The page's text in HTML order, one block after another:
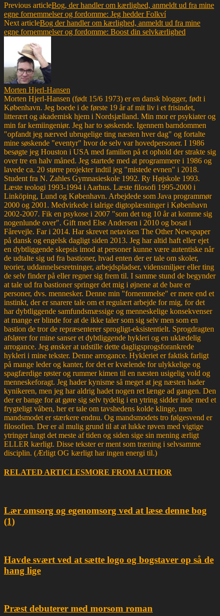
Previous articleBog, der handler om kærlighed, anmeldt ud fra mine
egne fornemmelser og fordomme: Jeg hedder Folkví
Next articleBog der handler om kærlighed, anmeldt ud fra mine
egne fornemmelser og fordomme: Boost din selvkærlighed
Morten Hjerl-Hansen
Morten Hjerl-Hansen (født 15/6 1973) er en dansk blogger, født i
København. Jeg boede i de første 19 år af mit liv i et frisindet,
litterært og akademisk hjem i Nordsjælland. Min mor er psykiater og
min far kemiingeniør. Jeg har to søskende. Igennem barndommen
"opfandt jeg nærved ubrugelige ting næsten hver dag" og fortalte
mine søskende "eventyr" hvor de selv var hovedpersoner. I 1986
besøgte jeg Houston i USA med familien på et ophold der strakte sig
over tre en halv måned. Jeg startede med at programmere i 1986 og
lavede ca. 20 større projekter indtil jeg "mistede evnen" i 2018.
Student fra N. Zahles Gymnasieskole 1992. Ry Højskole 1993.
Læste teologi 1993-1994 i Aarhus. Læste filosofi 1995-2000 i
Linköping, Lund og København. Arbejdede som Java programmør
2000 og 2001. Medvirkede i talrige digtoplæsninger i København
2002-2007. Fik en psykose i 2007 "som det tog 10 år at komme sig
nogenlunde over". Gift med Else Andersen i 2010 og bosat i
Fårevejle. Far i 2014. Har skrevet netavisen The Other Newspaper
på dansk og engelsk dagligt siden 2013. Jeg har altid haft eller ejet
en dybtliggende skepsis imod at personer kunne være autentiske når
de udtalte sig ud fra bastioner, hvad enten der er tale om skoler,
teorier, uddannelsesretninger, arbejdspladser, vidensmiljøer eller ting
de selv finder på eller regner sig frem til. I samme stund de begynder
at tale ud fra bastioner springer det mig i øjnene at de bare er
personer, dvs. mennesker. Denne min "fornemmelse" er mere end et
instinkt, der er snarere tale om et regulært arbejde for mig, for det
har dybtliggende samfundsmæssige og menneskelige konsekvenser
at mange er blinde for at de ikke taler som sig selv men som en
bastion de tror de repræsenterer sprogligt-eksistentielt. Sprogdragten
afslører for mine sanser et dybtliggende hykleri og en uklædelig
arrogance. Jeg ønsker at udstille dette dagligsprogsforankrede
hykleri i mine tekster. Denne arrogance. Hykleriet er faktisk farligt
på mange leder og kanter, for det er kvælende for ulykkelige og
spagfærdige røster og rummer kimen til en næsten usigelig vold og
menneskeforagt. Jeg hader kynisme så meget at jeg næsten hader
kynikeren, men jeg har aldrig hadet nogen ret længe ad gangen. Den
der er bange for at gøre sig selv tydelig i en ytring sidder inde med et
frygteligt våben, her er tale om tavshedens kolde klinge, men
mandsmodet er stærkere endnu. Og mandsmodets tro følgesvend er
filosofien. Der er al mulig grund til at at lukke røven med vigtige
ytringer langt det meste af tiden og siden sige sin mening ærligt
ELLER kærligt. Disse tekster er ment som træning i selvsamme
disciplin. (Ærligt OG kærligt har ingen energi til.)
RELATED ARTICLESMORE FROM AUTHOR
Lær omsorg og egenomsorg ved at læse denne bog
(1)
Havde svært ved at sætte logo og bogstaver op så de
hang lige
Præst debuterer med morsom roman